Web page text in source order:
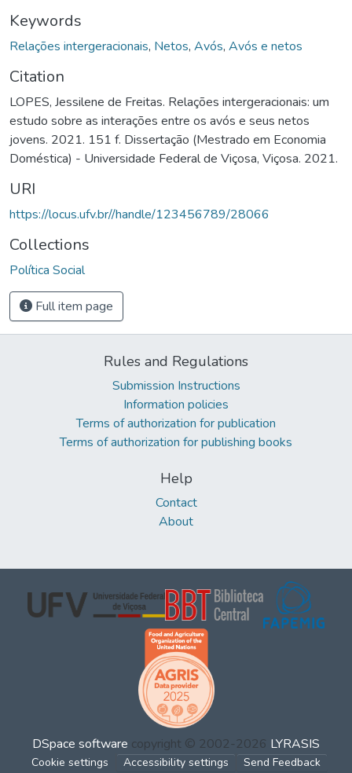
Keywords
Relações intergeracionais, Netos, Avós, Avós e netos
Citation
LOPES, Jessilene de Freitas. Relações intergeracionais: um
estudo sobre as interações entre os avós e seus netos
jovens. 2021. 151 f. Dissertação (Mestrado em Economia
Doméstica) - Universidade Federal de Viçosa, Viçosa. 2021.
URI
https://locus.ufv.br//handle/123456789/28066
Collections
Política Social
Full item page
Rules and Regulations
Submission Instructions
Information policies
Terms of authorization for publication
Terms of authorization for publishing books
Help
Contact
About
DSpace software copyright © 2002-2026 LYRASIS
Cookie settings Accessibility settings Send Feedback